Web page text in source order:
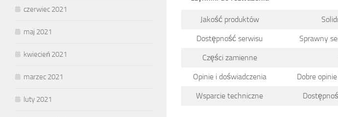
Jakość produktów
Dostępność serwisu Sprawny
Części zamienne
Opinie i doświadczenia Dobre
Wsparcie techniczne
czerwiec 2021
maj 2021
kwiecień 2021
marzec 2021
luty 2021